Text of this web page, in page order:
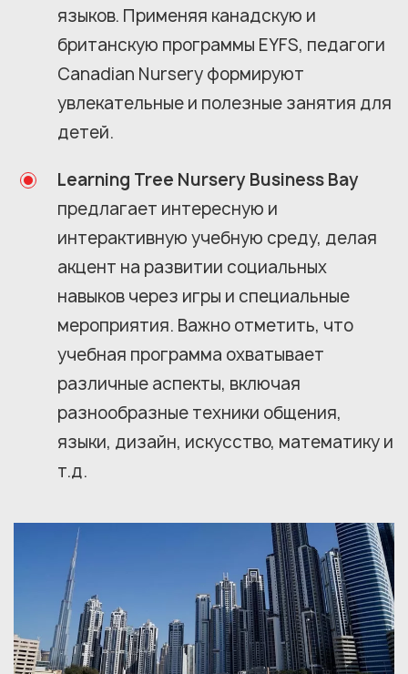
языков. Применяя канадскую и
британскую программы EYFS, педагоги
Canadian Nursery формируют
увлекательные и полезные занятия для
детей.
Learning Tree Nursery Business Bay
предлагает интересную и
интерактивную учебную среду, делая
акцент на развитии социальных
навыков через игры и специальные
мероприятия. Важно отметить, что
учебная программа охватывает
различные аспекты, включая
разнообразные техники общения,
языки, дизайн, искусство, математику и
т.д.